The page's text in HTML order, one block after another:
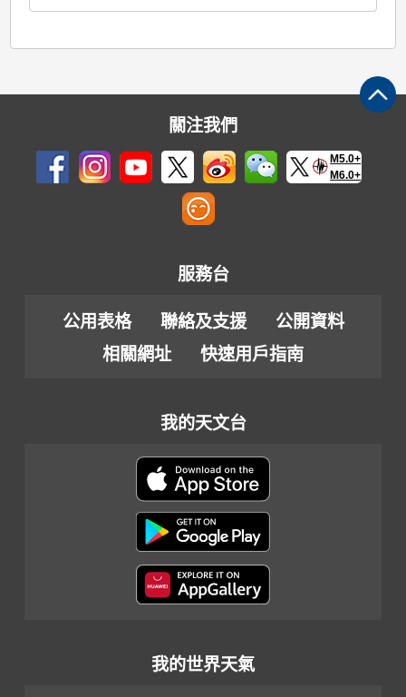
關注我們
M5.0+
M6.0+
服務台
公用表格 聯絡及支援
公開資料
相關網址
快速用戶指南
我的天文台
我的世界天氣